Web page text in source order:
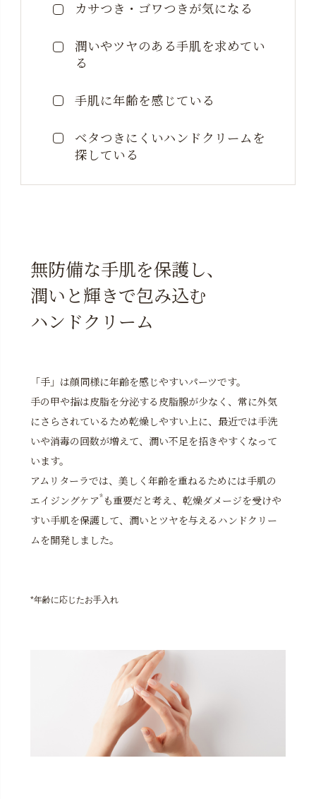
カサつき・ゴワつきが気になる
潤いやツヤのある手肌を求めてい
る
手肌に年齢を感じている
ベタつきにくいハンドクリームを
探している
無防備な手肌を保護し、
潤いと輝きで包み込む
ハンドクリーム
「手」は顔同様に年齢を感じやすいパーツです。
手の甲や指は皮脂を分泌する皮脂腺が少なく、常に外気
にさらされているため乾燥しやすい上に、最近では手洗
いや消毒の回数が増えて、潤い不足を招きやすくなって
います。
アムリターラでは、美しく年齢を重ねるためには手肌の
エイジングケア* も重要だと考え、乾燥ダメージを受けや
すい手肌を保護して、潤いとツヤを与えるハンドクリー
ムを開発しました。
*年齢に応じたお手入れ